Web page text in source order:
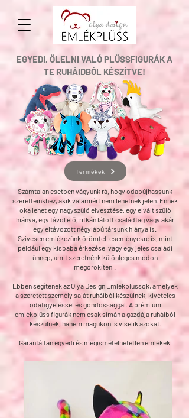
EGYEDI, ÖLELNI VALÓ PLÜSSFIGURÁK A
TE RUHÁIDBÓL KÉSZÍTVE!​
Termékek
Számtalan esetben vágyunk rá, hogy odabújhassunk
szeretteinkhez, akik valamiért nem lehetnek jelen. Ennek
oka lehet egy nagyszülő elvesztése, egy elvált szülő
hiánya, egy távol élő, ritkán látott családtag vagy akár
egy eltávozott négylábú társunk hiánya is.
Szívesen emlékezünk örömteli eseményekre is, mint
például egy kisbaba érkezése, vagy egy jeles családi
ünnep, amit szeretnénk különleges módon
megörökíteni.
Ebben segítenek az Olya Design Emlékplüssök, amelyek
a szeretett személy saját ruháiból készülnek, kivételes
odafigyeléssel és gondossággal. A prémium
emlékplüss figurák nem csak simán a gazdája ruháiból
készülnek, hanem magukon is viselik azokat.
Garantáltan egyedi és megismételhetetlen emlékek.